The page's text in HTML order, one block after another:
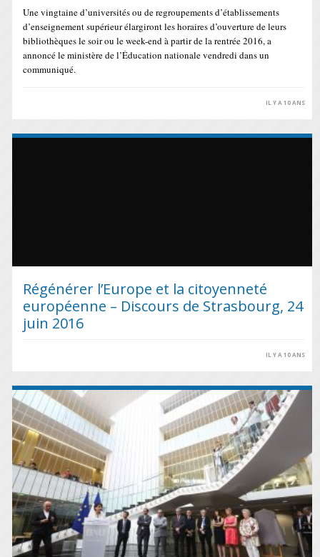
Une vingtaine d’universités ou de regroupements d’établissements
d’enseignement supérieur élargiront les horaires d’ouverture de leurs
bibliothèques le soir ou le week-end à partir de la rentrée 2016, a
annoncé le ministère de l’Éducation nationale vendredi dans un
communiqué.
IL Y A 10 ANS
Régénérer l’Europe et la citoyenneté
européenne – Discours de Strasbourg, 24
juin 2016
IL Y A 10 ANS